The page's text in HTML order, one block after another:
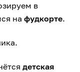
в
на фудкорте.
детская